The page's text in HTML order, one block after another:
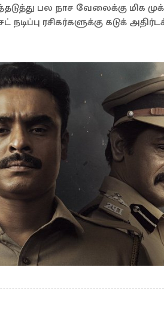
பல நாச வேலைக்கு மிக
ரசிகர்களுக்கு கடுக்